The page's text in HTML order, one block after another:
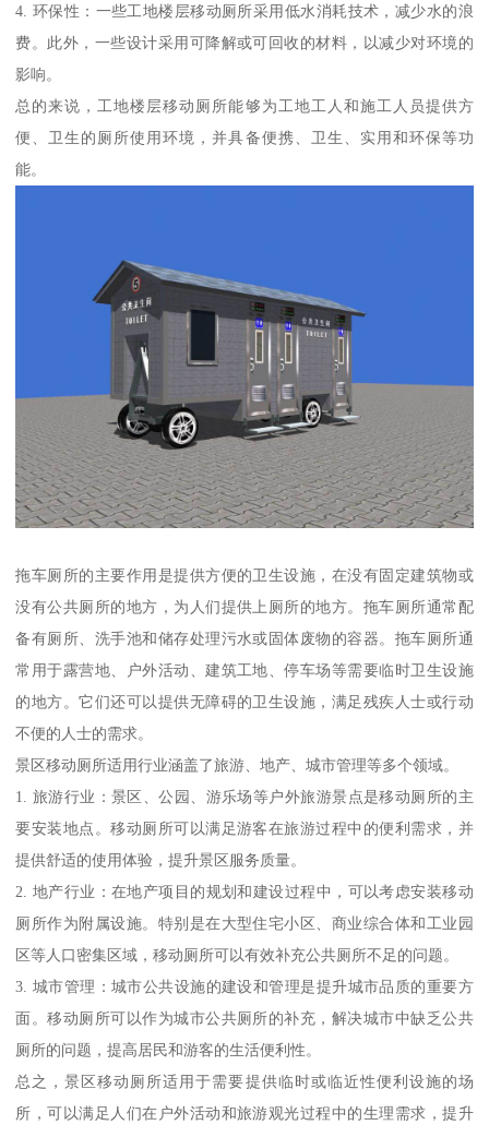
4. 环保性：一些工地楼层移动厕所采用低水消耗技术，减少水的浪
费。此外，一些设计采用可降解或可回收的材料，以减少对环境的
影响。
总的来说，工地楼层移动厕所能够为工地工人和施工人员提供方
便、卫生的厕所使用环境，并具备便携、卫生、实用和环保等功
能。
拖车厕所的主要作用是提供方便的卫生设施，在没有固定建筑物或
没有公共厕所的地方，为人们提供上厕所的地方。拖车厕所通常配
备有厕所、洗手池和储存处理污水或固体废物的容器。拖车厕所通
常用于露营地、户外活动、建筑工地、停车场等需要临时卫生设施
的地方。它们还可以提供无障碍的卫生设施，满足残疾人士或行动
不便的人士的需求。
景区移动厕所适用行业涵盖了旅游、地产、城市管理等多个领域。
1. 旅游行业：景区、公园、游乐场等户外旅游景点是移动厕所的主
要安装地点。移动厕所可以满足游客在旅游过程中的便利需求，并
提供舒适的使用体验，提升景区服务质量。
2. 地产行业：在地产项目的规划和建设过程中，可以考虑安装移动
厕所作为附属设施。特别是在大型住宅小区、商业综合体和工业园
区等人口密集区域，移动厕所可以有效补充公共厕所不足的问题。
3. 城市管理：城市公共设施的建设和管理是提升城市品质的重要方
面。移动厕所可以作为城市公共厕所的补充，解决城市中缺乏公共
厕所的问题，提高居民和游客的生活便利性。
总之，景区移动厕所适用于需要提供临时或临近性便利设施的场
所，可以满足人们在户外活动和旅游观光过程中的生理需求，提升